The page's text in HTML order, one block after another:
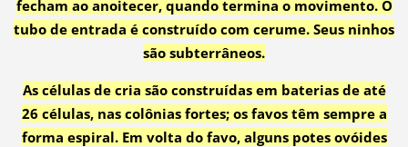
fecham ao anoitecer, quando termina o movimento. O
tubo de entrada é construído com cerume. Seus ninhos
são subterrâneos.
As células de cria são construídas em baterias de até
26 células, nas colônias fortes; os favos têm sempre a
forma espiral. Em volta do favo, alguns potes ovóides